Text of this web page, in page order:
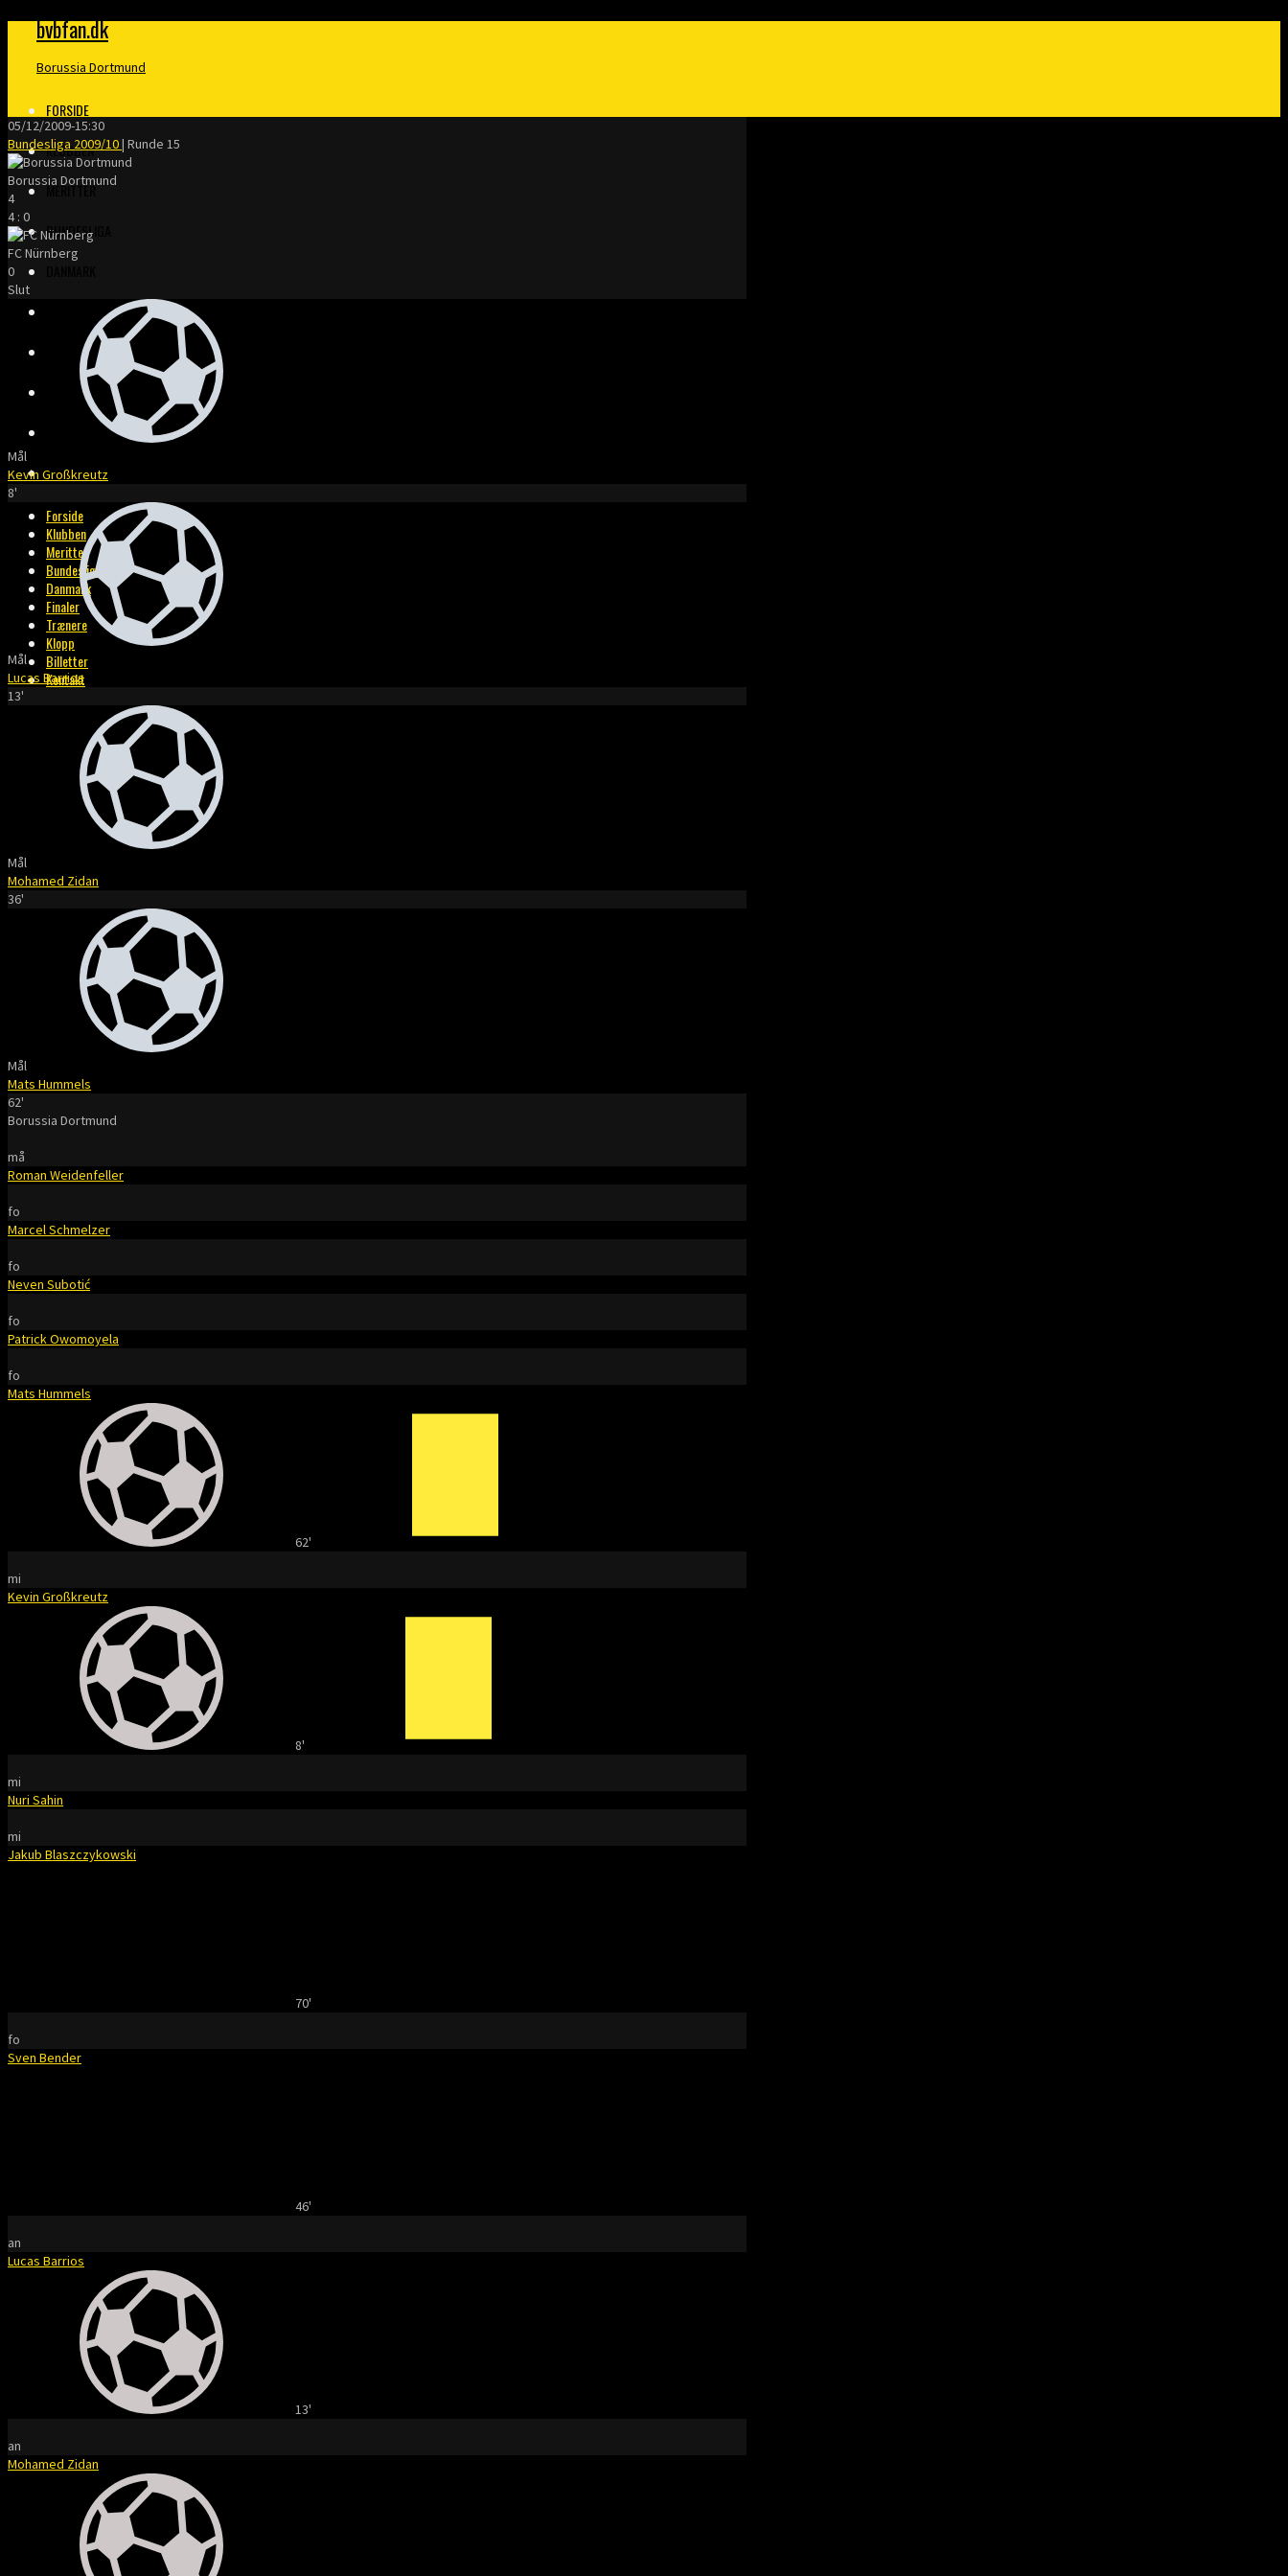
bvbfan.dk
Borussia Dortmund
FORSIDE
KLUBBEN
MERITTER
BUNDESLIGA
TRÆNERE
KONTAKT
Forside
Klubben
Meritter
Bundesliga
Danmark
Finaler
Trænere
Klopp
Billetter
Kontakt
05/12/2009-15:30
Bundesliga 2009/10| Runde 15
Borussia Dortmund
4
4 : 0
FC Nürnberg
0
Slut
Mål
Kevin Großkreutz
8'
Mål
Lucas Barrios
13'
Mål
Mohamed Zidan
36'
Mål
Mats Hummels
62'
Borussia Dortmund
må
Roman Weidenfeller
fo
Marcel Schmelzer
fo
Neven Subotić
fo
Patrick Owomoyela
fo
Mats Hummels
62'
mi
Kevin Großkreutz
8'
mi
Nuri Sahin
mi
Jakub Blaszczykowski
70'
fo
Sven Bender
46'
an
Lucas Barrios
13'
an
Mohamed Zidan